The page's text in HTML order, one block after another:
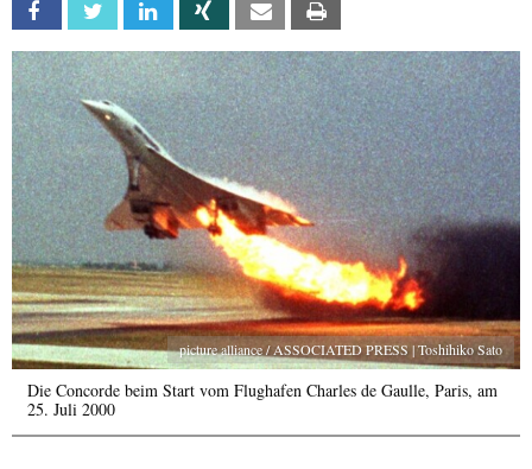
Facebook Twitter Linkedin Xing Email
picture alliance / ASSOCIATED PRESS | Toshihiko Sato
Die Concorde beim Start vom Flughafen Charles de Gaulle, Paris, am
25. Juli 2000